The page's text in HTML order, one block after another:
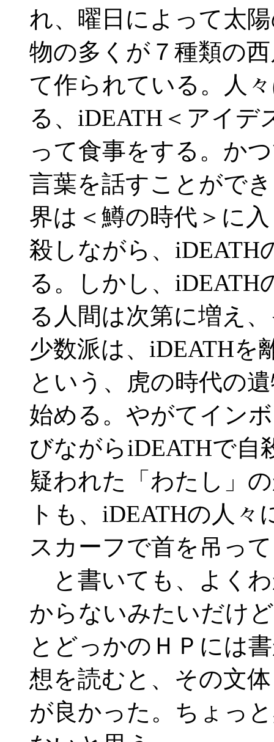
れ、曜日によって太
物の多くが７種類の
て作られている。人
る、iDEATH＜アイデ
って食事をする。か
言葉を話すことがで
界は＜鱒の時代＞に
殺しながら、iDEATH
る。しかし、iDEATH
る人間は次第に増え
少数派は、iDEATHを
という、虎の時代の
始める。やがてイン
びながらiDEATHで自
疑われた「わたし」
トも、iDEATHの人
スカーフで首を吊っ
と書いても、よく
からないみたいだけ
とどっかのＨＰには
想を読むと、その文
が良かった。ちょっ